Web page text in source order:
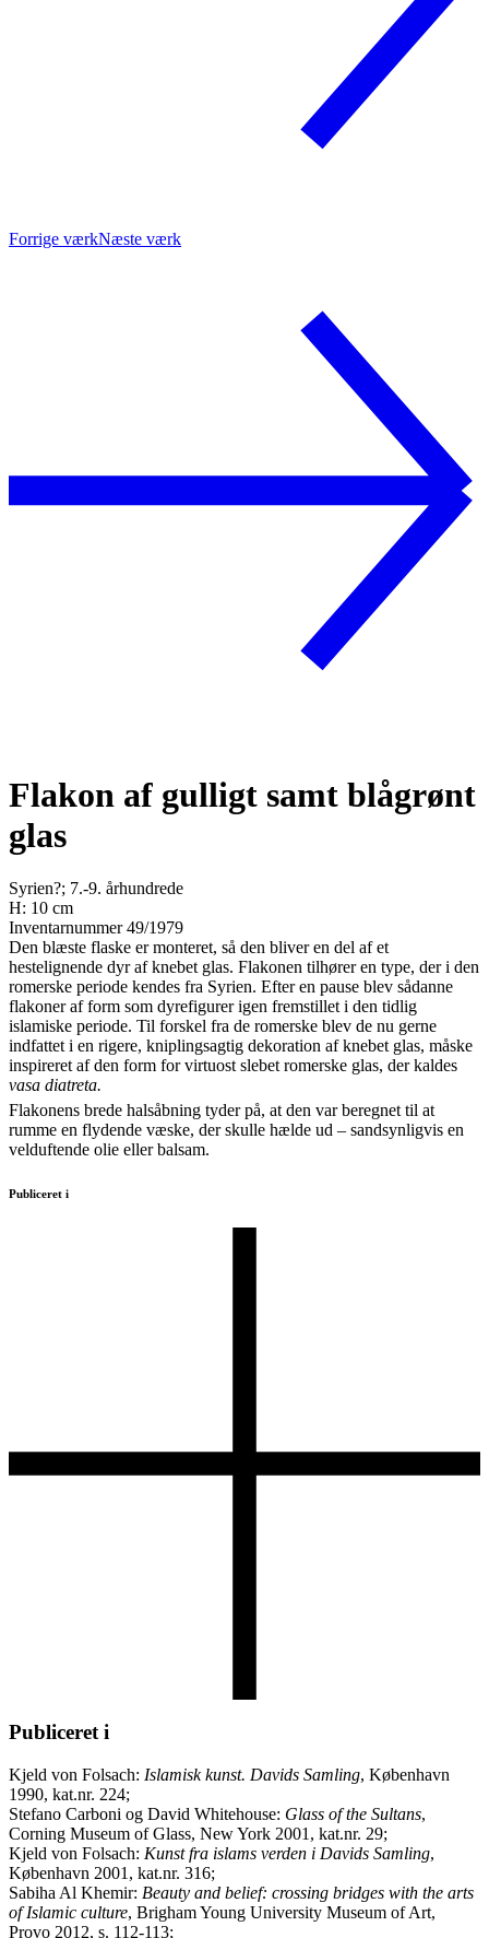
Forrige værkNæste værk
Flakon af gulligt samt blågrønt
glas
Syrien?; 7.-9. århundrede
H: 10 cm
Inventarnummer 49/1979
Den blæste flaske er monteret, så den bliver en del af et
hestelignende dyr af knebet glas. Flakonen tilhører en type, der i den
romerske periode kendes fra Syrien. Efter en pause blev sådanne
flakoner af form som dyrefigurer igen fremstillet i den tidlig
islamiske periode. Til forskel fra de romerske blev de nu gerne
indfattet i en rigere, kniplingsagtig dekoration af knebet glas, måske
inspireret af den form for virtuost slebet romerske glas, der kaldes
vasa diatreta.
Flakonens brede halsåbning tyder på, at den var beregnet til at
rumme en flydende væske, der skulle hælde ud – sandsynligvis en
velduftende olie eller balsam.
Publiceret i
Publiceret i
Kjeld von Folsach: Islamisk kunst. Davids Samling, København
1990, kat.nr. 224;
Stefano Carboni og David Whitehouse: Glass of the Sultans,
Corning Museum of Glass, New York 2001, kat.nr. 29;
Kjeld von Folsach: Kunst fra islams verden i Davids Samling,
København 2001, kat.nr. 316;
Sabiha Al Khemir: Beauty and belief: crossing bridges with the arts
of Islamic culture, Brigham Young University Museum of Art,
Provo 2012, s. 112-113;